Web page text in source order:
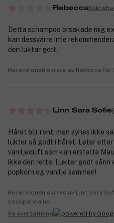
Rebecca
Detta schampoo orsakade mig
kan dessvärre inte
den luktar gott..
Recensionen skrevs av Rebecca för
Linn Sara Sofie
Håret blir rent, men synes ikke
lukter så godt i håret. Leter etter
vaniljeduft som kan erstatte
ikke den rette. Lukter godt sånn
popkorn og vanilje sammen!
Recensionen skrevs av Linn Sara
cocopanda.no
Se översättning